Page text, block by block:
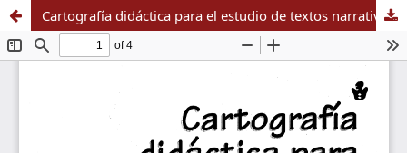
Cartografía didáctica para el estudio de textos narrativos